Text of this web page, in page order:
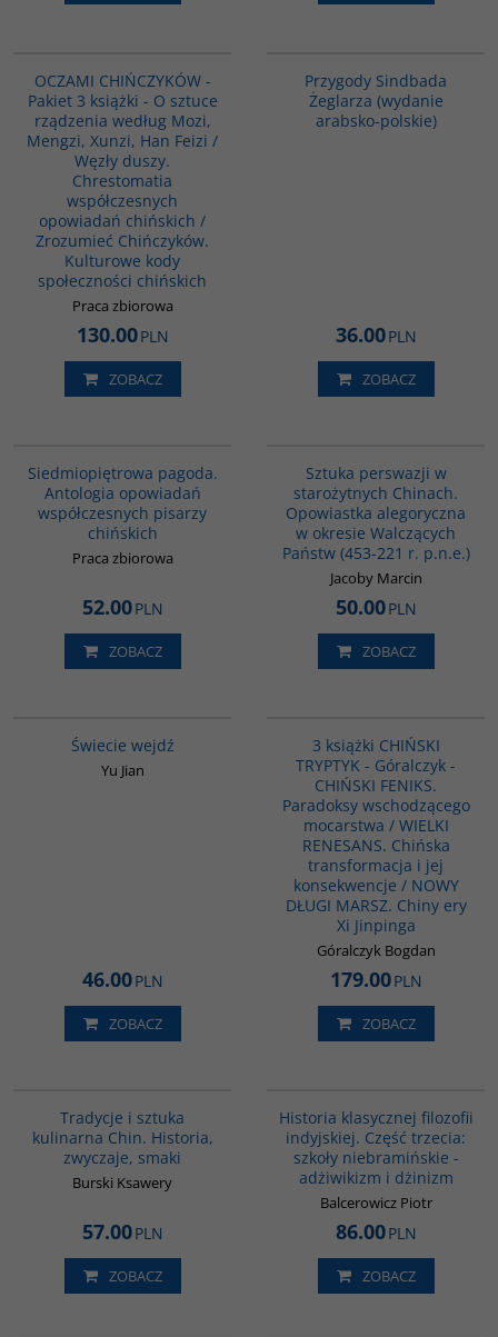
OCZAMI CHIŃCZYKÓW -
Pakiet 3 książki - O sztuce
rządzenia według Mozi,
Mengzi, Xunzi, Han Feizi /
Węzły duszy.
Chrestomatia
współczesnych
opowiadań chińskich /
Zrozumieć Chińczyków.
Kulturowe kody
społeczności chińskich
Praca zbiorowa
130.00PLN
ZOBACZ
Przygody Sindbada
Żeglarza (wydanie
arabsko-polskie)
36.00PLN
ZOBACZ
Siedmiopiętrowa pagoda.
Antologia opowiadań
współczesnych pisarzy
chińskich
Praca zbiorowa
52.00PLN
ZOBACZ
Sztuka perswazji w
starożytnych Chinach.
Opowiastka alegoryczna
w okresie Walczących
Państw (453-221 r. p.n.e.)
Jacoby Marcin
50.00PLN
ZOBACZ
Świecie wejdź
Yu Jian
46.00PLN
ZOBACZ
3 książki CHIŃSKI
TRYPTYK - Góralczyk -
CHIŃSKI FENIKS.
Paradoksy wschodzącego
mocarstwa / WIELKI
RENESANS. Chińska
transformacja i jej
konsekwencje / NOWY
DŁUGI MARSZ. Chiny ery
Xi Jinpinga
Góralczyk Bogdan
179.00PLN
ZOBACZ
Tradycje i sztuka
kulinarna Chin. Historia,
zwyczaje, smaki
Burski Ksawery
57.00PLN
ZOBACZ
Historia klasycznej filozofii
indyjskiej. Część trzecia:
szkoły niebramińskie -
adżiwikizm i dżinizm
Balcerowicz Piotr
86.00PLN
ZOBACZ